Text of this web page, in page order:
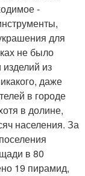
-
для
не было
из
даже
в городе
в долине,
населения. За
в 80
19 пирамид,